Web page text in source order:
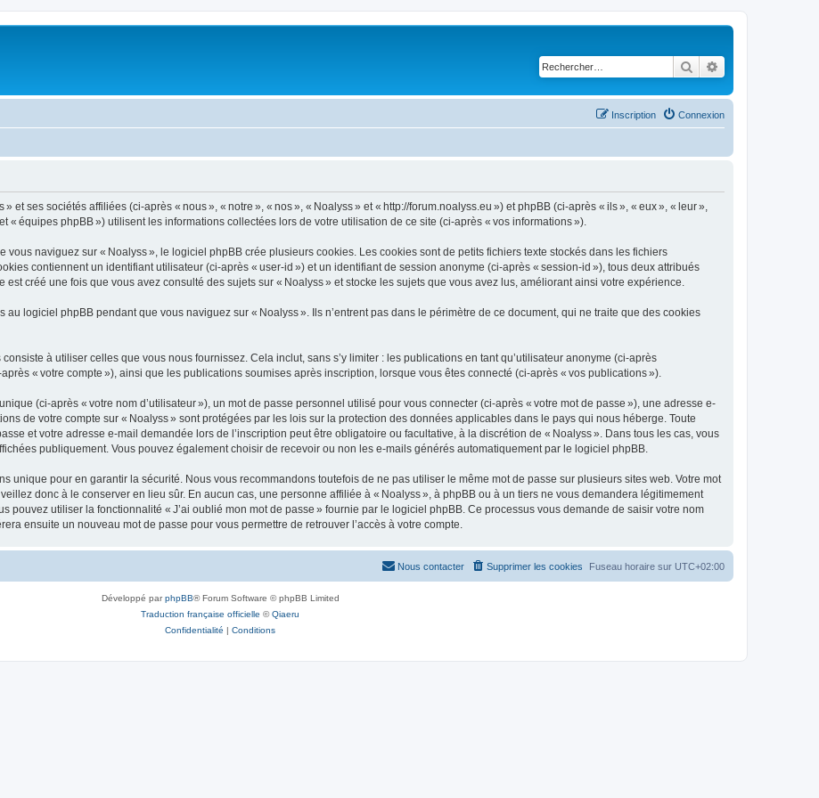
Rechercher
Connexion
Inscription
ses sociétés affiliées (ci-après « nous », « notre », « nos », « Noalyss » et « http://forum.noalyss.eu ») et phpBB (ci-après « ils », « eux », « leur »,
« équipes phpBB ») utilisent les informations collectées lors de votre utilisation de ce site (ci-après « vos informations »).
naviguez sur « Noalyss », le logiciel phpBB crée plusieurs cookies. Les cookies sont de petits fichiers texte stockés dans les fichiers
contiennent un identifiant utilisateur (ci-après « user-id ») et un identifiant de session anonyme (ci-après « session-id »), tous deux attribués
créé une fois que vous avez consulté des sujets sur « Noalyss » et stocke les sujets que vous avez lus, améliorant ainsi votre expérience.
logiciel phpBB pendant que vous naviguez sur « Noalyss ». Ils n’entrent pas dans le périmètre de ce document, qui ne traite que des cookies
à utiliser celles que vous nous fournissez. Cela inclut, sans s’y limiter : les publications en tant qu’utilisateur anonyme (ci-après
« votre compte »), ainsi que les publications soumises après inscription, lorsque vous êtes connecté (ci-après « vos publications »).
(ci-après « votre nom d’utilisateur »), un mot de passe personnel utilisé pour vous connecter (ci-après « votre mot de passe »), une adresse e-
de votre compte sur « Noalyss » sont protégées par les lois sur la protection des données applicables dans le pays qui nous héberge. Toute
et votre adresse e-mail demandée lors de l’inscription peut être obligatoire ou facultative, à la discrétion de « Noalyss ». Dans tous les cas, vous
publiquement. Vous pouvez également choisir de recevoir ou non les e-mails générés automatiquement par le logiciel phpBB.
unique pour en garantir la sécurité. Nous vous recommandons toutefois de ne pas utiliser le même mot de passe sur plusieurs sites web. Votre mot
donc à le conserver en lieu sûr. En aucun cas, une personne affiliée à « Noalyss », à phpBB ou à un tiers ne vous demandera légitimement
pouvez utiliser la fonctionnalité « J’ai oublié mon mot de passe » fournie par le logiciel phpBB. Ce processus vous demande de saisir votre nom
ensuite un nouveau mot de passe pour vous permettre de retrouver l’accès à votre compte.
Fuseau horaire sur UTC+02:00
Supprimer les cookies
Nous contacter
Développé parphpBB® Forum Software © phpBB Limited
Traduction française officielle ©Qiaeru
Confidentialité | Conditions